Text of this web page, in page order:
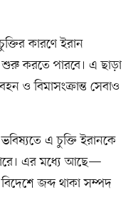
কারণে ইরান
শুরু করতে পারবে। এ ছাড়া
ও বিমাসংক্রান্ত সেবাও
ভবিষ্যতে এ চুক্তি ইরানকে
এর মধ্যে আছে—
জব্দ থাকা সম্পদ